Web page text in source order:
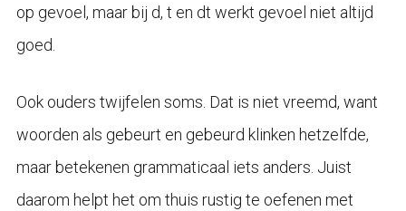
op gevoel, maar bij d, t en dt werkt gevoel niet altijd
goed.
Ook ouders twijfelen soms. Dat is niet vreemd, want
woorden als gebeurt en gebeurd klinken hetzelfde,
maar betekenen grammaticaal iets anders. Juist
daarom helpt het om thuis rustig te oefenen met